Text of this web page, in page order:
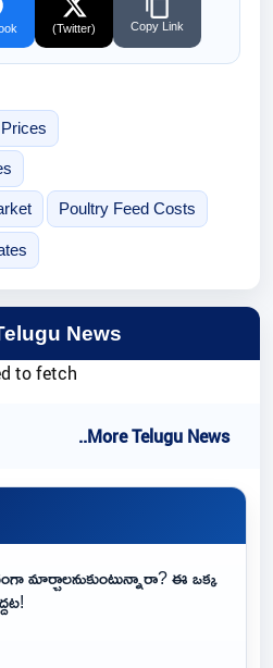
(Twitter) Copy Link
Poultry Feed Costs
News
to fetch
..More Telugu News
మార్చాలనుకుంటున్నారా? ఈ ఒక్క